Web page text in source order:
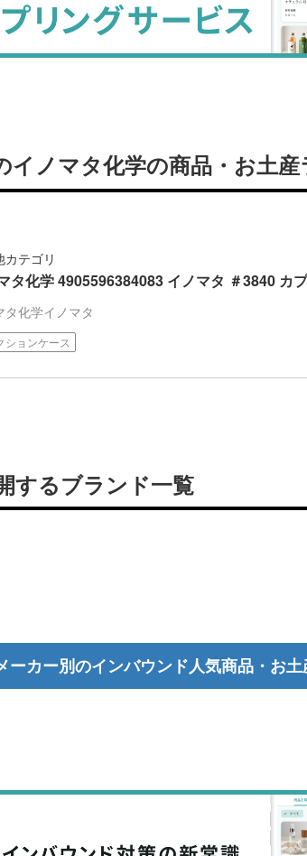
シ
ェ
ク
マ
追
加
イノマタ化学の商品・お土
カテゴリ
タ化学 4905596384083 イノマタ ＃3840 カ
タ化学イノマタ
ションケース
するブランド一覧
ーカー別のインバウンド人気商品・お